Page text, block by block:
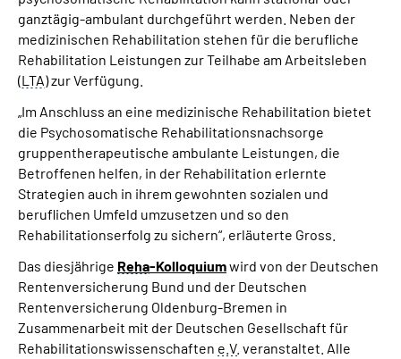
ganztägig-ambulant durchgeführt werden. Neben der
medizinischen Rehabilitation stehen für die berufliche
Rehabilitation Leistungen zur Teilhabe am Arbeitsleben
(LTA) zur Verfügung.
„Im Anschluss an eine medizinische Rehabilitation bietet
die Psychosomatische Rehabilitationsnachsorge
gruppentherapeutische ambulante Leistungen, die
Betroffenen helfen, in der Rehabilitation erlernte
Strategien auch in ihrem gewohnten sozialen und
beruflichen Umfeld umzusetzen und so den
Rehabilitationserfolg zu sichern“, erläuterte Gross.
Das diesjährige Reha-Kolloquiumwird von der Deutschen
Rentenversicherung Bund und der Deutschen
Rentenversicherung Oldenburg-Bremen in
Zusammenarbeit mit der Deutschen Gesellschaft für
Rehabilitationswissenschaften e.V. veranstaltet. Alle